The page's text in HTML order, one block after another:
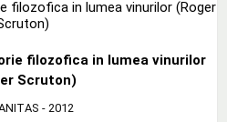
filozofica in lumea vinurilor
Scruton)
- 2012